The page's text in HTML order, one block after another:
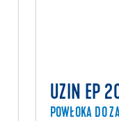
UZIN EP
POWŁOKA DO